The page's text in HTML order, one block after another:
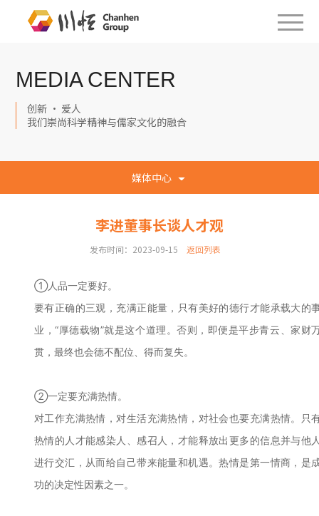
MEDIA CENTER
创新 · 爱人
我们崇尚科学精神与儒家文化的融合
媒体中心
李进董事长谈人才观
发布时间：2023-09-15 返回列表
①人品一定要好。
要有正确的三观，充满正能量，只有美好的德行才能承载大的
业，“厚德载物”就是这个道理。否则，即便是平步青云、家财
贯，最终也会德不配位、得而复失。
②一定要充满热情。
对工作充满热情，对生活充满热情，对社会也要充满热情。只
热情的人才能感染人、感召人，才能释放出更多的信息并与他
进行交汇，从而给自己带来能量和机遇。热情是第一情商，是
功的决定性因素之一。